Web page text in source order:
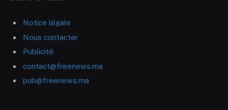
Notice légale
Nous contacter
Publicité
contact@freenews.ma
pub@freenews.ma